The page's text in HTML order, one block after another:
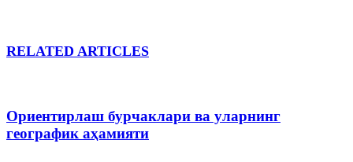
RELATED ARTICLES
Ориентирлаш бурчаклари ва уларнинг
географик аҳамияти